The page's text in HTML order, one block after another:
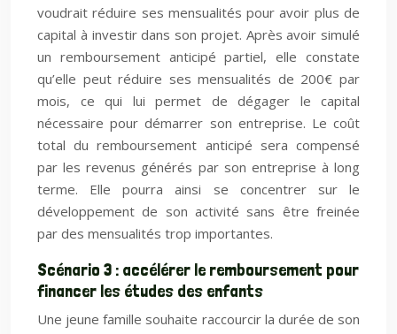
voudrait réduire ses mensualités pour avoir plus de
capital à investir dans son projet. Après avoir simulé
un remboursement anticipé partiel, elle constate
qu’elle peut réduire ses mensualités de 200€ par
mois, ce qui lui permet de dégager le capital
nécessaire pour démarrer son entreprise. Le coût
total du remboursement anticipé sera compensé
par les revenus générés par son entreprise à long
terme. Elle pourra ainsi se concentrer sur le
développement de son activité sans être freinée
par des mensualités trop importantes.
Scénario 3 : accélérer le remboursement pour
financer les études des enfants
Une jeune famille souhaite raccourcir la durée de son